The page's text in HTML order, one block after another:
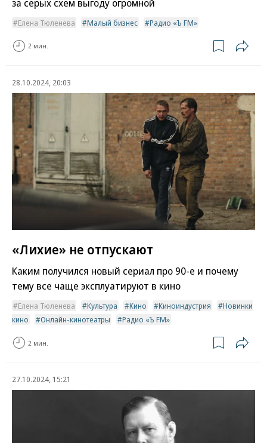
Елена Тюленева Малый бизнес Радио «Ъ FM»
2 мин.
28.10.2024, 20:03
«Лихие» не отпускают
Каким получился новый сериал про 90-е и почему
тему все чаще эксплуатируют в кино
Елена Тюленева Культура Кино Киноиндустрия
Новинки
кино
Онлайн-кинотеатры Радио «Ъ FM»
2 мин.
27.10.2024, 15:21